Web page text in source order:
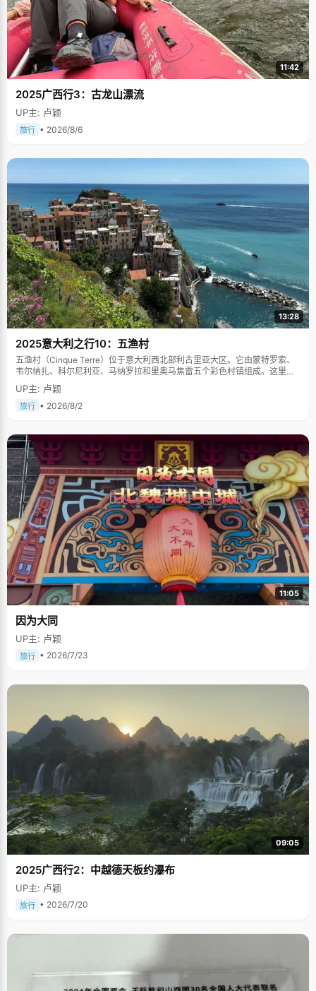
11:42
2025广西行3：古龙山漂流
UP主: 卢颖
旅行 • 2026/8/6
13:28
2025意大利之行10：五渔村
五渔村（Cinque Terre）位于意大利西北部利古里亚大区。它由蒙特罗索、
韦尔纳扎、科尔尼利亚、马纳罗拉和里奥马焦雷五个彩色村镇组成。这里依
山傍海，房屋色彩斑斓，1997年被列为世界文化遗产。
UP主: 卢颖
旅行 • 2026/8/2
11:05
因为大同
UP主: 卢颖
旅行 • 2026/7/23
09:05
2025广西行2：中越德天板约瀑布
UP主: 卢颖
旅行 • 2026/7/20